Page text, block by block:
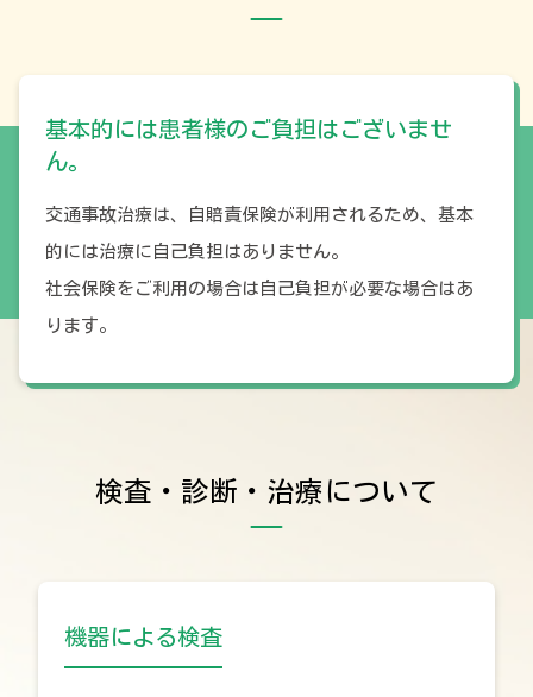
基本的には患者様のご負担はございませ
ん。
交通事故治療は、自賠責保険が利用されるため、基本
的には治療に自己負担はありません。
社会保険をご利用の場合は自己負担が必要な場合はあ
ります。
検査・診断・治療について
機器による検査